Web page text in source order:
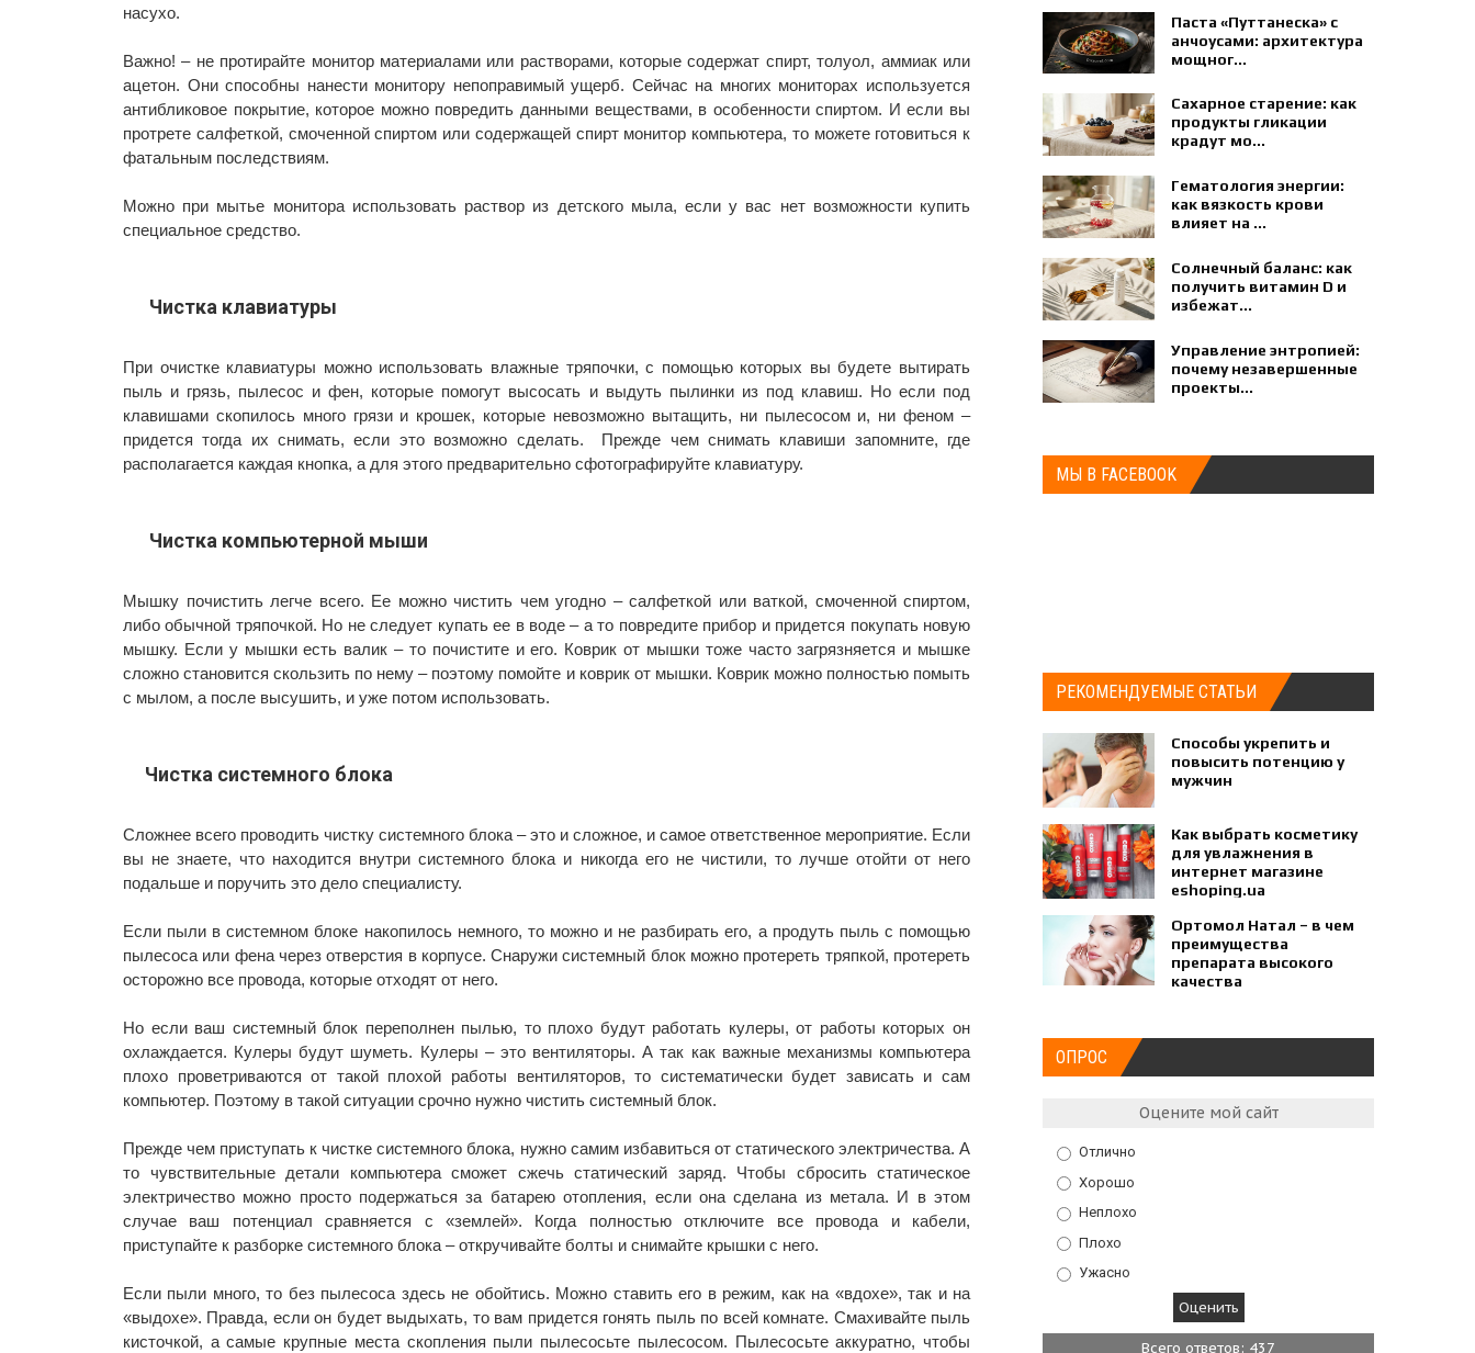
насухо.
Важно! – не протирайте монитор материалами или растворами, которые содержат спирт, толуол, аммиак или
ацетон. Они способны нанести монитору непоправимый ущерб. Сейчас на многих мониторах используется
антибликовое покрытие, которое можно повредить данными веществами, в особенности спиртом. И если вы
протрете салфеткой, смоченной спиртом или содержащей спирт монитор компьютера, то можете готовиться к
фатальным последствиям.
Можно при мытье монитора использовать раствор из детского мыла, если у вас нет возможности купить
специальное средство.
Чистка клавиатуры
При очистке клавиатуры можно использовать влажные тряпочки, с помощью которых вы будете вытирать
пыль и грязь, пылесос и фен, которые помогут высосать и выдуть пылинки из под клавиш. Но если под
клавишами скопилось много грязи и крошек, которые невозможно вытащить, ни пылесосом и, ни феном –
придется тогда их снимать, если это возможно сделать. Прежде чем снимать клавиши запомните, где
располагается каждая кнопка, а для этого предварительно сфотографируйте клавиатуру.
Чистка компьютерной мыши
Мышку почистить легче всего. Ее можно чистить чем угодно – салфеткой или ваткой, смоченной спиртом,
либо обычной тряпочкой. Но не следует купать ее в воде – а то повредите прибор и придется покупать новую
мышку. Если у мышки есть валик – то почистите и его. Коврик от мышки тоже часто загрязняется и мышке
сложно становится скользить по нему – поэтому помойте и коврик от мышки. Коврик можно полностью помыть
с мылом, а после высушить, и уже потом использовать.
Чистка системного блока
Сложнее всего проводить чистку системного блока – это и сложное, и самое ответственное мероприятие. Если
вы не знаете, что находится внутри системного блока и никогда его не чистили, то лучше отойти от него
подальше и поручить это дело специалисту.
Если пыли в системном блоке накопилось немного, то можно и не разбирать его, а продуть пыль с помощью
пылесоса или фена через отверстия в корпусе. Снаружи системный блок можно протереть тряпкой, протереть
осторожно все провода, которые отходят от него.
Но если ваш системный блок переполнен пылью, то плохо будут работать кулеры, от работы которых он
охлаждается. Кулеры будут шуметь. Кулеры – это вентиляторы. А так как важные механизмы компьютера
плохо проветриваются от такой плохой работы вентиляторов, то систематически будет зависать и сам
компьютер. Поэтому в такой ситуации срочно нужно чистить системный блок.
Прежде чем приступать к чистке системного блока, нужно самим избавиться от статического электричества. А
то чувствительные детали компьютера сможет сжечь статический заряд. Чтобы сбросить статическое
электричество можно просто подержаться за батарею отопления, если она сделана из метала. И в этом
случае ваш потенциал сравняется с «землей». Когда полностью отключите все провода и кабели,
приступайте к разборке системного блока – откручивайте болты и снимайте крышки с него.
Если пыли много, то без пылесоса здесь не обойтись. Можно ставить его в режим, как на «вдохе», так и на
«выдохе». Правда, если он будет выдыхать, то вам придется гонять пыль по всей комнате. Смахивайте пыль
кисточкой, а самые крупные места скопления пыли пылесосьте пылесосом. Пылесосьте аккуратно, чтобы
Паста «Путтанеска» с
анчоусами: архитектура
мощног...
Сахарное старение: как
продукты гликации
крадут мо...
Гематология энергии:
как вязкость крови
влияет на ...
Солнечный баланс: как
получить витамин D и
избежат...
Управление энтропией:
почему незавершенные
проекты...
МЫ В FACEBOOK
РЕКОМЕНДУЕМЫЕ СТАТЬИ
Способы укрепить и
повысить потенцию у
мужчин
Как выбрать косметику
для увлажнения в
интернет магазине
eshoping.ua
Ортомол Натал – в чем
преимущества
препарата высокого
качества
ОПРОС
Оцените мой сайт
Отлично
Хорошо
Неплохо
Плохо
Ужасно
Всего ответов: 437